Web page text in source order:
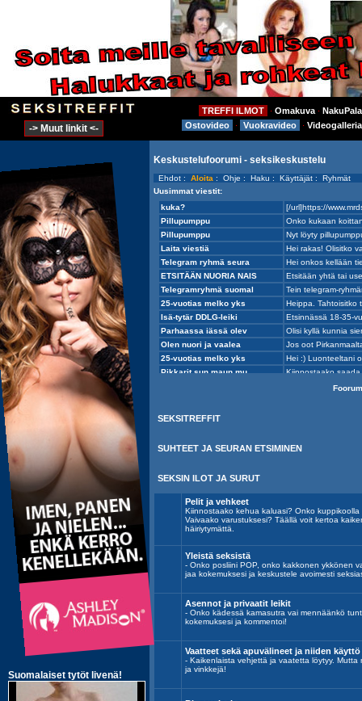
TREFFI ILMOT ⋅ Omakuva ⋅
Ostovideo
⋅ Vuokravideo ⋅ Videogalleria
-> Muut linkit <-
Keskustelufoorumi - seksikeskustelu
Ehdot : Aloita : Ohje : Haku : Käyttäjät : Ryhmät
Uusimmat viestit:
SEKSITREFFIT
SUHTEET JA SEURAN ETSIMINEN
SEKSIN ILOT JA SURUT
Pelit ja vehkeet
Kiinnostaako kehua kaluasi? Onko
Vaivaako varustuksesi? Täällä voit kertoa
häiriytymättä.
Yleistä seksistä
- Onko posliini POP, onko kakkonen ykkönen
jaa kokemuksesi ja keskustele avoimesti
Asennot ja privaatit leikit
- Onko kädessä kamasutra vai mennäänkö
kokemuksesi ja kommentoi!
Vaatteet sekä apuvälineet ja niiden käyttö
- Kaikenlaista vehjettä ja vaatetta löytyy.
ja vinkkejä!